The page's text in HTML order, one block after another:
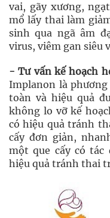
vai, gãy xương,
mổ lấy thai làm
sinh qua ngã âm
virus, viêm gan siêu
- Tư vấn kế hoạch
Implanon là
toàn và hiệu quả
không lo vỡ kế
có hiệu quả tránh
cấy đơn giản,
một que cấy có tác
hiệu quả tránh thai